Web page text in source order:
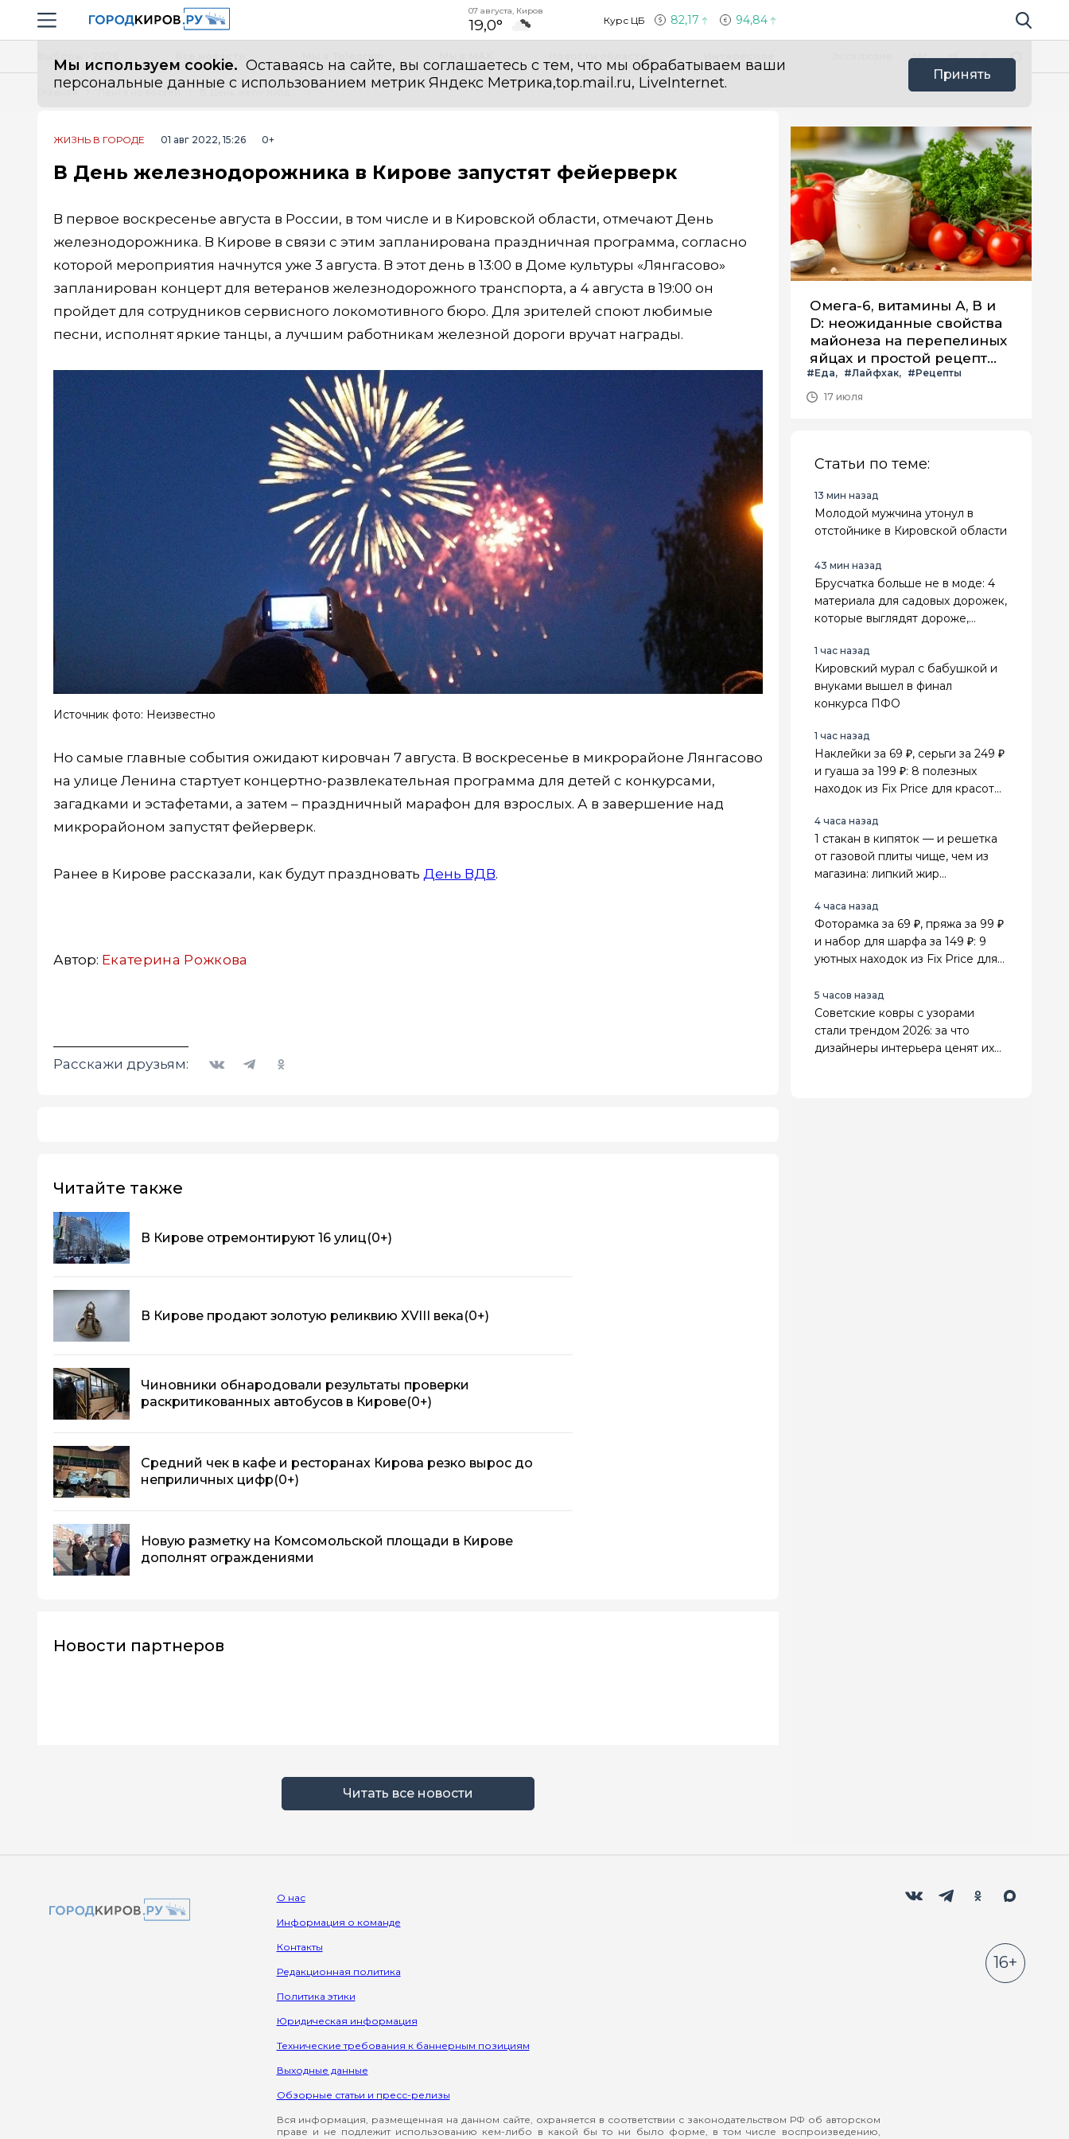
Навигация сайта
07 августа, Киров
19,0° Курс ЦБ 82,17 94,84 Поиск по
Мы используем cookie. Оставаясь на сайте, вы соглашаетесь с тем, что мы обрабатываем ваши
персональные данные с использованием метрик Яндекс Метрика,top.mail.ru, LiveInternet.
Принять
Все новости
Главная Лента новостей
ЖИЗНЬ В ГОРОДЕ 01 авг 2022, 15:26 0+
В День железнодорожника в Кирове запустят фейерверк
В первое воскресенье августа в России, в том числе и в Кировской области, отмечают День
железнодорожника. В Кирове в связи с этим запланирована праздничная программа, согласно
которой мероприятия начнутся уже 3 августа. В этот день в 13:00 в Доме культуры «Лянгасово»
запланирован концерт для ветеранов железнодорожного транспорта, а 4 августа в 19:00 он
пройдет для сотрудников сервисного локомотивного бюро. Для зрителей споют любимые
песни, исполнят яркие танцы, а лучшим работникам железной дороги вручат награды.
Источник фото: Неизвестно
Но самые главные события ожидают кировчан 7 августа. В воскресенье в микрорайоне Лянгасово
на улице Ленина стартует концертно-развлекательная программа для детей с конкурсами,
загадками и эстафетами, а затем – праздничный марафон для взрослых. А в завершение над
микрорайоном запустят фейерверк.
Ранее в Кирове рассказали, как будут праздновать День ВДВ.
Автор: Екатерина Рожкова
Расскажи друзьям:
Читайте также
В Кирове отремонтируют 16 улиц(0+)
В Кирове продают золотую реликвию XVIII века(0+)
Чиновники обнародовали результаты проверки
раскритикованных автобусов в Кирове(0+)
Средний чек в кафе и ресторанах Кирова резко вырос до
неприличных цифр(0+)
Новую разметку на Комсомольской площади в Кирове
дополнят ограждениями
Новости партнеров
Читать все новости
Омега-6, витамины А, В и
D: неожиданные свойства
майонеза на перепелиных
яйцах и простой рецепт
летнего салата с ним
#Еда #Лайфхак
#Рецепты
17 июля
Статьи по теме:
13 мин назад
Молодой мужчина утонул в
отстойнике в Кировской области
43 мин назад
Брусчатка больше не в моде: 4
материала для садовых дорожек,
которые выглядят дороже,
травой
1 час назад
Кировский мурал с бабушкой и
внуками вышел в финал
конкурса ПФО
1 час назад
Наклейки за 69 ₽, серьги за 249 ₽
и гуаша за 199 ₽: 8 полезных
находок из Fix Price для красоты,
4 часа назад
1 стакан в кипяток — и решетка
от газовой плиты чище, чем из
магазина: липкий жир
4 часа назад
Фоторамка за 69 ₽, пряжа за 99 ₽
и набор для шарфа за 149 ₽: 9
уютных находок из Fix Price для
5 часов назад
Советские ковры с узорами
стали трендом 2026: за что
дизайнеры интерьера ценят их
О нас
Информация о команде
Контакты
Редакционная политика
Политика этики
Юридическая информация
Технические требования к баннерным позициям
Выходные данные
Обзорные статьи и пресс-релизы
Вся информация, размещенная на данном сайте, охраняется в соответствии с законодательством РФ об авторском
праве и не подлежит использованию кем-либо в какой бы то ни было форме, в том числе воспроизведению,
16+